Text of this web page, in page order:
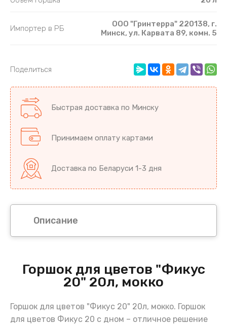
Импортер в РБ
ООО "Гринтерра" 220138, г.
Минск, ул. Карвата 89, комн. 5
Поделиться
Быстрая доставка по Минску
Принимаем оплату картами
Доставка по Беларуси 1-3 дня
Описание
Горшок для цветов "Фикус
20" 20л, мокко
Горшок для цветов "Фикус 20" 20л, мокко. Горшок
для цветов Фикус 20 с дном – отличное решение